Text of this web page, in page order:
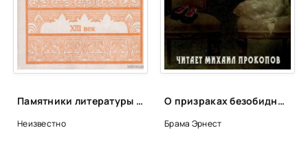
Памятники литературы Древней Руси
Неизвестно
О призраках безобидных... и не очень (Сборник)
Брама Эрнест